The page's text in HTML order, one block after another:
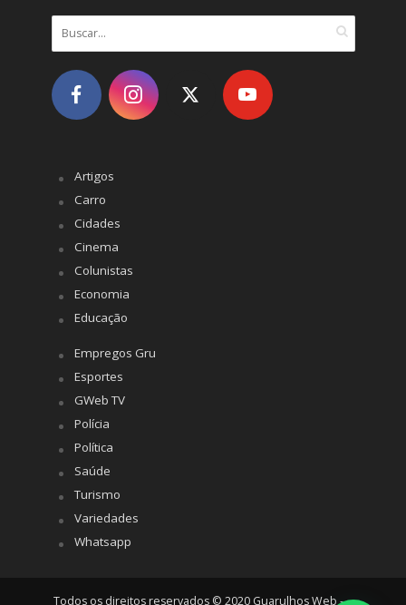
Artigos
Carro
Cidades
Cinema
Colunistas
Economia
Educação
Empregos Gru
Esportes
GWeb TV
Polícia
Política
Saúde
Turismo
Variedades
Whatsapp
Todos os direitos reservados © 2020 Guarulhos Web -